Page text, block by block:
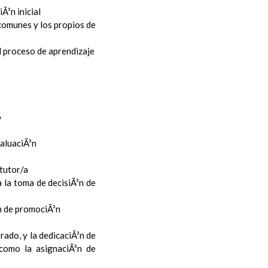
inicial
y los propios de
de aprendizaje
tutor/a
toma de decisiÃ³n de
promociÃ³n
y la dedicaciÃ³n de
la asignaciÃ³n de